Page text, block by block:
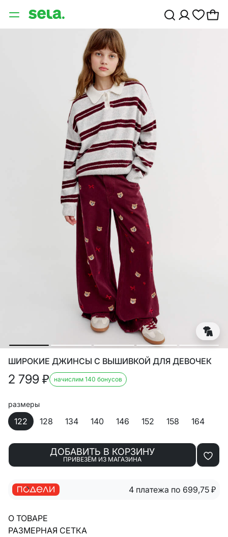
ШИРОКИЕ ДЖИНСЫ С ВЫШИВКОЙ ДЛЯ ДЕВОЧЕК
2 799 ₽ начислим 140 бонусов
размеры
122 128 134 140 146 152 158 164
ДОБАВИТЬ В КОРЗИНУ
ПРИВЕЗЁМ ИЗ МАГАЗИНА
4 платежа по 699,75 ₽
О ТОВАРЕ
РАЗМЕРНАЯ СЕТКА